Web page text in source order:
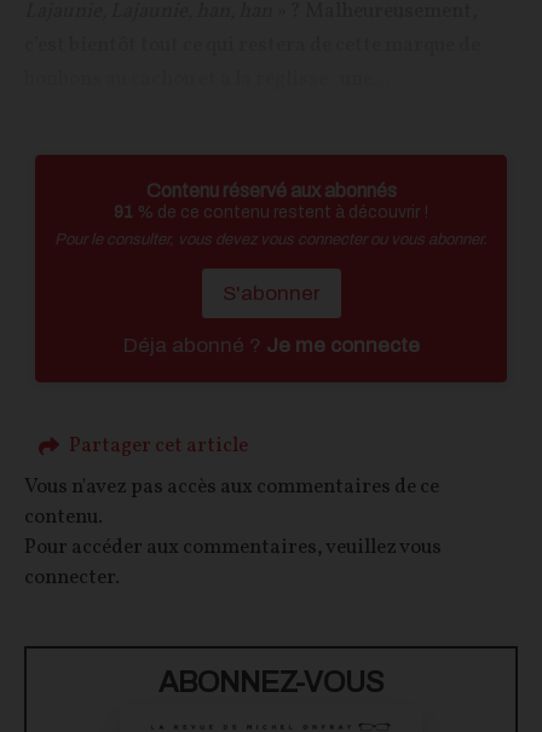
Contenu réservé aux abonnés
91 % de ce contenu restent à découvrir !
Pour le consulter, vous devez vous connecter ou vous abonner.
S'abonner
Déja abonné ? Je me connecte
Partager cet article
Vous n'avez pas accès aux commentaires de ce
contenu.
Pour accéder aux commentaires, veuillez vous
connecter.
ABONNEZ-VOUS